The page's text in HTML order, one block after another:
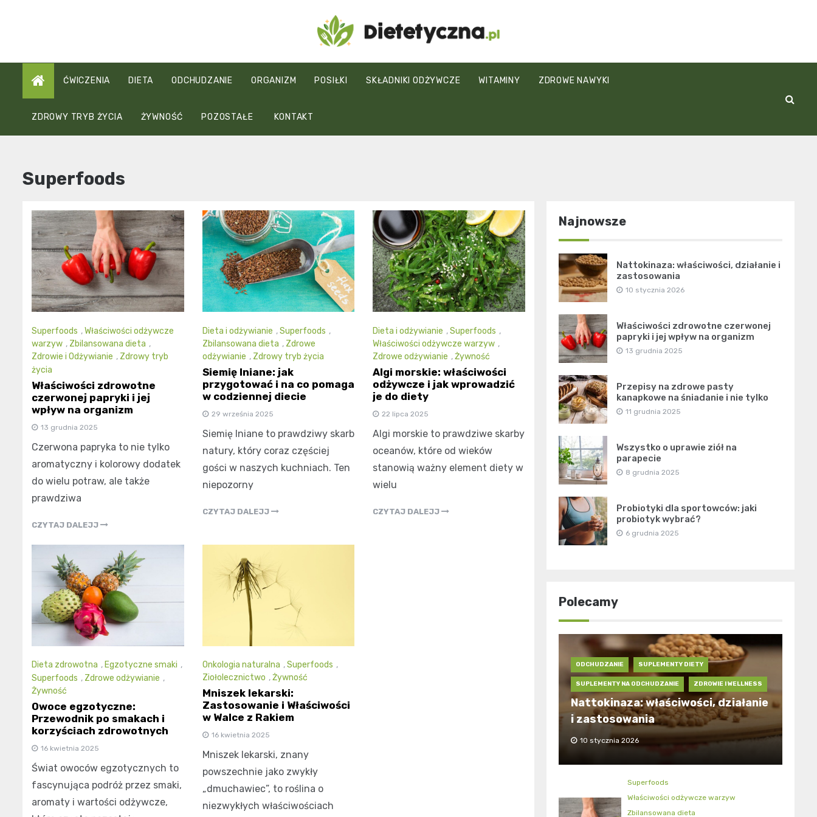
Dietetyczna.pl
ĆWICZENIA DIETA ODCHUDZANIE ORGANIZM POSIŁKI SKŁADNIKI ODŻYWCZE WITAMINY ZDROWE NAWYKI
ZDROWY TRYB ŻYCIA ŻYWNOŚĆ POZOSTAŁE KONTAKT
Superfoods
Superfoods ,Właściwości odżywcze
warzyw , Zbilansowana dieta ,
Zdrowie i Odżywianie , Zdrowy tryb
życia
Właściwości zdrowotne
czerwonej papryki i jej
wpływ na organizm
13 grudnia 2025
Czerwona papryka to nie tylko
aromatyczny i kolorowy dodatek
do wielu potraw, ale także
prawdziwa
CZYTAJ DALEJJ
Dieta i odżywianie ,Superfoods ,
Zbilansowana dieta , Zdrowe
odżywianie , Zdrowy tryb życia
Siemię lniane: jak
przygotować i na co pomaga
w codziennej diecie
29 września 2025
Siemię lniane to prawdziwy skarb
natury, który coraz częściej
gości w naszych kuchniach. Ten
niepozorny
CZYTAJ DALEJJ
Dieta i odżywianie ,Superfoods ,
Właściwości odżywcze warzyw ,
Zdrowe odżywianie ,Żywność
Algi morskie: właściwości
odżywcze i jak wprowadzić
je do diety
22 lipca 2025
Algi morskie to prawdziwe skarby
oceanów, które od wieków
stanowią ważny element diety w
wielu
CZYTAJ DALEJJ
Dieta zdrowotna , Egzotyczne smaki ,
Superfoods , Zdrowe odżywianie ,
Żywność
Owoce egzotyczne:
Przewodnik po smakach i
korzyściach zdrowotnych
16 kwietnia 2025
Świat owoców egzotycznych to
fascynująca podróż przez smaki,
aromaty i wartości odżywcze,
Onkologia naturalna ,Superfoods ,
Ziołolecznictwo ,Żywność
Mniszek lekarski:
Zastosowanie i Właściwości
w Walce z Rakiem
16 kwietnia 2025
Mniszek lekarski, znany
powszechnie jako zwykły
„dmuchawiec”, to roślina o
niezwykłych właściwościach
Najnowsze
Nattokinaza: właściwości, działanie i
zastosowania
10 stycznia 2026
Właściwości zdrowotne czerwonej
papryki i jej wpływ na organizm
13 grudnia 2025
Przepisy na zdrowe pasty
kanapkowe na śniadanie i nie tylko
11 grudnia 2025
Wszystko o uprawie ziół na
parapecie
8 grudnia 2025
Probiotyki dla sportowców: jaki
probiotyk wybrać?
6 grudnia 2025
Polecamy
ODCHUDZANIE SUPLEMENTY DIETY
SUPLEMENTY NA ODCHUDZANIE ZDROWIE I WELLNESS
Nattokinaza: właściwości, działanie
i zastosowania
10 stycznia 2026
Superfoods
Właściwości odżywcze warzyw
Zbilansowana dieta